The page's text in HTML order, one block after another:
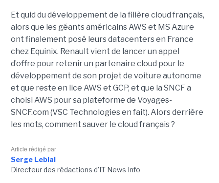
Et quid du développement de la filière cloud français,
alors que les géants américains AWS et MS Azure
ont finalement posé leurs datacenters en France
chez Equinix. Renault vient de lancer un appel
d’offre pour retenir un partenaire cloud pour le
développement de son projet de voiture autonome
et que reste en lice AWS et GCP, et que la SNCF a
choisi AWS pour sa plateforme de Voyages-
SNCF.com (VSC Technologies en fait). Alors derrière
les mots, comment sauver le cloud français ?
Article rédigé par
Serge Leblal
Directeur des rédactions d'IT News Info